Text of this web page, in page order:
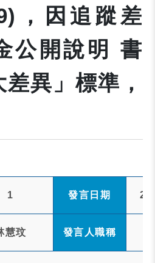
，因追蹤差
公開說明 書
異」標準，
1 發言日期
慧玟 發言人職稱